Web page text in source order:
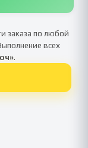
заказа по любой
всех
.